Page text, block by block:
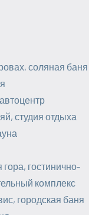
соляная баня
студия отдыха
гостинично-
комплекс
городская баня